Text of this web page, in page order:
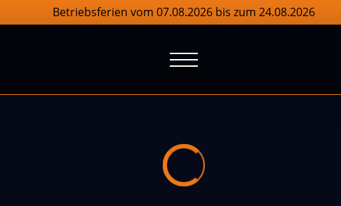
Betriebsferien vom 07.08.2026 bis zum 24.08.2026